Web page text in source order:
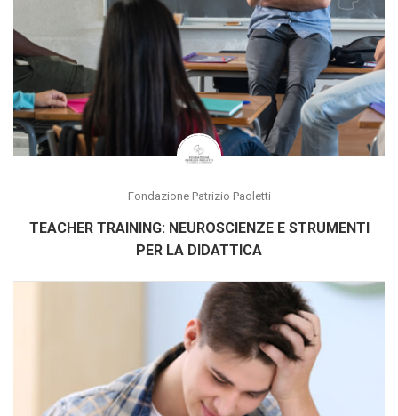
Fondazione Patrizio Paoletti
TEACHER TRAINING: NEUROSCIENZE E STRUMENTI
PER LA DIDATTICA